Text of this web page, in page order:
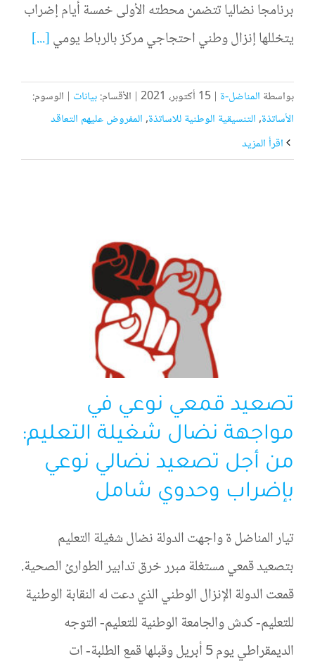
برنامجا نضاليا تتضمن محطته الأولى خمسة أيام إضراب
يتخللها إنزال وطني احتجاجي مركز بالرباط يومي[...]
بواسطة المناضل-ة | 15 أكتوبر، 2021 | الأقسام:بيانات | الوسوم:
الأساتذة,التنسيقية الوطنية للاساتذة,المفروض عليهم التعاقد
تصعيد قمعي نوعي في
مواجهة نضال شغيلة التعليم:
من أجل تصعيد نضالي نوعي
بإضراب وحدوي شامل
تيار المناضل ة واجهت الدولة نضال شغيلة التعليم
بتصعيد قمعي مستغلة مبرر خرق تدابير الطوارئ الصحية.
قمعت الدولة الإنزال الوطني الذي دعت له النقابة الوطنية
للتعليم- كدش والجامعة الوطنية للتعليم- التوجه
الديمقراطي يوم 5 أبريل وقبلها قمع الطلبة- ات